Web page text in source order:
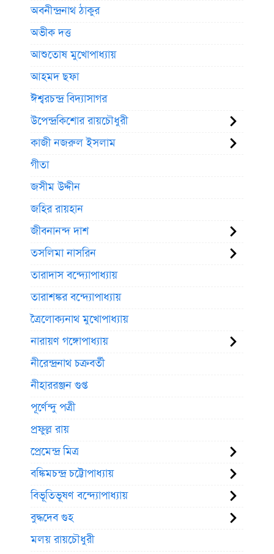
অবনীন্দ্রনাথ ঠাকুর
অভীক দত্ত
আশুতোষ মুখোপাধ্যায়
আহমদ ছফা
ঈশ্বরচন্দ্র বিদ্যাসাগর
উপেন্দ্রকিশোর রায়চৌধুরী
কাজী নজরুল ইসলাম
গীতা
জসীম উদ্দীন
জহির রায়হান
জীবনানন্দ দাশ
তসলিমা নাসরিন
তারাদাস বন্দ্যোপাধ্যায়
তারাশঙ্কর বন্দ্যোপাধ্যায়
ত্রৈলোক্যনাথ মুখোপাধ্যায়
নারায়ণ গঙ্গোপাধ্যায়
নীরেন্দ্রনাথ চক্রবর্তী
নীহাররঞ্জন গুপ্ত
পূর্ণেন্দু পত্রী
প্রফুল্ল রায়
প্রেমেন্দ্র মিত্র
বঙ্কিমচন্দ্র চট্টোপাধ্যায়
বিভূতিভূষণ বন্দ্যোপাধ্যায়
বুদ্ধদেব গুহ
মলয় রায়চৌধুরী